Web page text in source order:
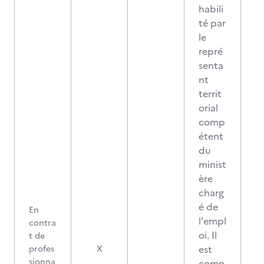
En
contra
t de
profes
X
habili
té par
le
repré
senta
nt
territ
orial
comp
étent
du
minist
ère
charg
é de
l'empl
oi. Il
est